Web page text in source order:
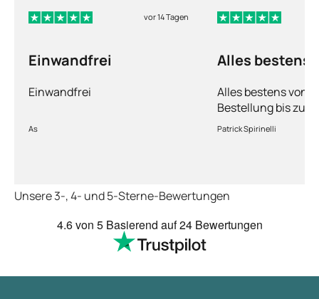
vor 14 Tagen
Einwandfrei
Einwandfrei
As
Alles bestens
Alles bestens von
Bestellung bis zur
Ware sorgfältig
schnelle
Patrick Spirinelli
Unsere 3-, 4- und 5-Sterne-Bewertungen
4.6von 5 Basierend auf24 Bewertungen